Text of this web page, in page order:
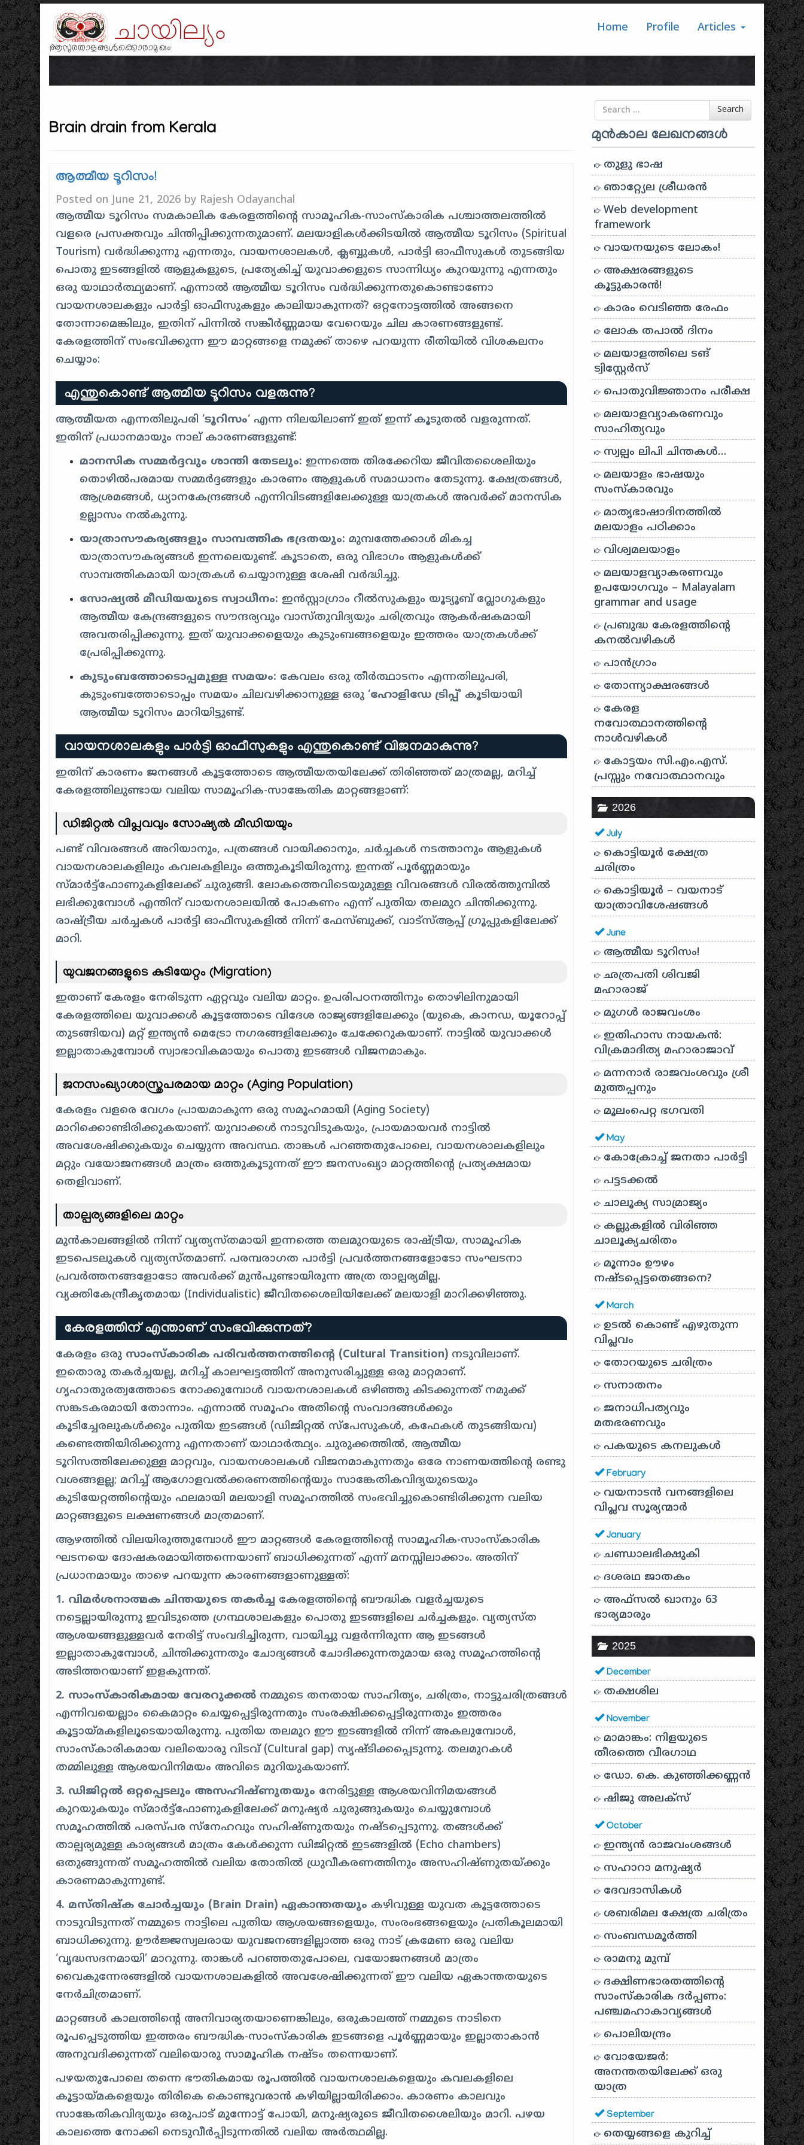
ചായില്യം
ആസുരതാളങ്ങൾക്കൊരാമുഖം
Home Profile Articles
Skip to content
Brain drain from Kerala
ആത്മീയ ടൂറിസം!
Posted on June 21, 2026 by Rajesh Odayanchal
ആത്മീയ ടൂറിസം സമകാലിക കേരളത്തിന്റെ സാമൂഹിക-സാംസ്കാരിക പശ്ചാത്തലത്തിൽ
വളരെ പ്രസക്തവും ചിന്തിപ്പിക്കുന്നതുമാണ്. മലയാളികൾക്കിടയിൽ ആത്മീയ ടൂറിസം (Spiritual
Tourism) വർദ്ധിക്കുന്നു എന്നതും, വായനശാലകൾ, ക്ലബ്ബുകൾ, പാർട്ടി ഓഫീസുകൾ തുടങ്ങിയ
പൊതു ഇടങ്ങളിൽ ആളുകളുടെ, പ്രത്യേകിച്ച് യുവാക്കളുടെ സാന്നിധ്യം കുറയുന്നു എന്നതും
ഒരു യാഥാർത്ഥ്യമാണ്. എന്നാൽ ആത്മീയ ടൂറിസം വർദ്ധിക്കുന്നതുകൊണ്ടാണോ
വായനശാലകളും പാർട്ടി ഓഫീസുകളും കാലിയാകുന്നത്? ഒറ്റനോട്ടത്തിൽ അങ്ങനെ
തോന്നാമെങ്കിലും, ഇതിന് പിന്നിൽ സങ്കീർണ്ണമായ വേറെയും ചില കാരണങ്ങളുണ്ട്.
കേരളത്തിന് സംഭവിക്കുന്ന ഈ മാറ്റങ്ങളെ നമുക്ക് താഴെ പറയുന്ന രീതിയിൽ വിശകലനം
ചെയ്യാം:
എന്തുകൊണ്ട് ആത്മീയ ടൂറിസം വളരുന്നു?
ആത്മീയത എന്നതിലുപരി ‘ടൂറിസം‘ എന്ന നിലയിലാണ് ഇത് ഇന്ന് കൂടുതൽ വളരുന്നത്.
ഇതിന് പ്രധാനമായും നാല് കാരണങ്ങളുണ്ട്:
മാനസിക സമ്മർദ്ദവും ശാന്തി തേടലും: ഇന്നത്തെ തിരക്കേറിയ ജീവിതശൈലിയും
തൊഴിൽപരമായ സമ്മർദ്ദങ്ങളും കാരണം ആളുകൾ സമാധാനം തേടുന്നു. ക്ഷേത്രങ്ങൾ,
ആശ്രമങ്ങൾ, ധ്യാനകേന്ദ്രങ്ങൾ എന്നിവിടങ്ങളിലേക്കുള്ള യാത്രകൾ അവർക്ക് മാനസിക
ഉല്ലാസം നൽകുന്നു.
യാത്രാസൗകര്യങ്ങളും സാമ്പത്തിക ഭദ്രതയും: മുമ്പത്തേക്കാൾ മികച്ച
യാത്രാസൗകര്യങ്ങൾ ഇന്നലെയുണ്ട്. കൂടാതെ, ഒരു വിഭാഗം ആളുകൾക്ക്
സാമ്പത്തികമായി യാത്രകൾ ചെയ്യാനുള്ള ശേഷി വർദ്ധിച്ചു.
സോഷ്യൽ മീഡിയയുടെ സ്വാധീനം: ഇൻസ്റ്റാഗ്രാം റീൽസുകളും യൂട്യൂബ് വ്ലോഗുകളും
ആത്മീയ കേന്ദ്രങ്ങളുടെ സൗന്ദര്യവും വാസ്തുവിദ്യയും ചരിത്രവും ആകർഷകമായി
അവതരിപ്പിക്കുന്നു. ഇത് യുവാക്കളെയും കുടുംബങ്ങളെയും ഇത്തരം യാത്രകൾക്ക്
പ്രേരിപ്പിക്കുന്നു.
കുടുംബത്തോടൊപ്പമുള്ള സമയം: കേവലം ഒരു തീർത്ഥാടനം എന്നതിലുപരി,
കുടുംബത്തോടൊപ്പം സമയം ചിലവഴിക്കാനുള്ള ഒരു ‘ഹോളിഡേ ട്രിപ്പ്‘ കൂടിയായി
ആത്മീയ ടൂറിസം മാറിയിട്ടുണ്ട്.
വായനശാലകളും പാർട്ടി ഓഫീസുകളും എന്തുകൊണ്ട് വിജനമാകുന്നു?
ഇതിന് കാരണം ജനങ്ങൾ കൂട്ടത്തോടെ ആത്മീയതയിലേക്ക് തിരിഞ്ഞത് മാത്രമല്ല, മറിച്ച്
കേരളത്തിലുണ്ടായ വലിയ സാമൂഹിക-സാങ്കേതിക മാറ്റങ്ങളാണ്:
ഡിജിറ്റൽ വിപ്ലവവും സോഷ്യൽ മീഡിയയും
പണ്ട് വിവരങ്ങൾ അറിയാനും, പത്രങ്ങൾ വായിക്കാനും, ചർച്ചകൾ നടത്താനും ആളുകൾ
വായനശാലകളിലും കവലകളിലും ഒത്തുകൂടിയിരുന്നു. ഇന്നത് പൂർണ്ണമായും
സ്മാർട്ട്ഫോണുകളിലേക്ക് ചുരുങ്ങി. ലോകത്തെവിടെയുമുള്ള വിവരങ്ങൾ വിരൽത്തുമ്പിൽ
ലഭിക്കുമ്പോൾ എന്തിന് വായനശാലയിൽ പോകണം എന്ന് പുതിയ തലമുറ ചിന്തിക്കുന്നു.
രാഷ്ട്രീയ ചർച്ചകൾ പാർട്ടി ഓഫീസുകളിൽ നിന്ന് ഫേസ്ബുക്ക്, വാട്സ്ആപ്പ് ഗ്രൂപ്പുകളിലേക്ക്
മാറി.
യുവജനങ്ങളുടെ കുടിയേറ്റം (Migration)
ഇതാണ് കേരളം നേരിടുന്ന ഏറ്റവും വലിയ മാറ്റം. ഉപരിപഠനത്തിനും തൊഴിലിനുമായി
കേരളത്തിലെ യുവാക്കൾ കൂട്ടത്തോടെ വിദേശ രാജ്യങ്ങളിലേക്കും (യുകെ, കാനഡ, യൂറോപ്പ്
തുടങ്ങിയവ) മറ്റ് ഇന്ത്യൻ മെട്രോ നഗരങ്ങളിലേക്കും ചേക്കേറുകയാണ്. നാട്ടിൽ യുവാക്കൾ
ഇല്ലാതാകുമ്പോൾ സ്വാഭാവികമായും പൊതു ഇടങ്ങൾ വിജനമാകും.
ജനസംഖ്യാശാസ്ത്രപരമായ മാറ്റം (Aging Population)
കേരളം വളരെ വേഗം പ്രായമാകുന്ന ഒരു സമൂഹമായി (Aging Society)
മാറിക്കൊണ്ടിരിക്കുകയാണ്. യുവാക്കൾ നാടുവിടുകയും, പ്രായമായവർ നാട്ടിൽ
അവശേഷിക്കുകയും ചെയ്യുന്ന അവസ്ഥ. താങ്കൾ പറഞ്ഞതുപോലെ, വായനശാലകളിലും
മറ്റും വയോജനങ്ങൾ മാത്രം ഒത്തുകൂടുന്നത് ഈ ജനസംഖ്യാ മാറ്റത്തിന്റെ പ്രത്യക്ഷമായ
തെളിവാണ്.
താല്പര്യങ്ങളിലെ മാറ്റം
മുൻകാലങ്ങളിൽ നിന്ന് വ്യത്യസ്തമായി ഇന്നത്തെ തലമുറയുടെ രാഷ്ട്രീയ, സാമൂഹിക
ഇടപെടലുകൾ വ്യത്യസ്തമാണ്. പരമ്പരാഗത പാർട്ടി പ്രവർത്തനങ്ങളോടോ സംഘടനാ
പ്രവർത്തനങ്ങളോടോ അവർക്ക് മുൻപുണ്ടായിരുന്ന അത്ര താല്പര്യമില്ല.
വ്യക്തികേന്ദ്രീകൃതമായ (Individualistic) ജീവിതശൈലിയിലേക്ക് മലയാളി മാറിക്കഴിഞ്ഞു.
കേരളത്തിന് എന്താണ് സംഭവിക്കുന്നത്?
കേരളം ഒരു സാംസ്കാരിക പരിവർത്തനത്തിന്റെ (Cultural Transition) നടുവിലാണ്.
ഇതൊരു തകർച്ചയല്ല, മറിച്ച് കാലഘട്ടത്തിന് അനുസരിച്ചുള്ള ഒരു മാറ്റമാണ്.
ഗൃഹാതുരത്വത്തോടെ നോക്കുമ്പോൾ വായനശാലകൾ ഒഴിഞ്ഞു കിടക്കുന്നത് നമുക്ക്
സങ്കടകരമായി തോന്നാം. എന്നാൽ സമൂഹം അതിന്റെ സംവാദങ്ങൾക്കും
കൂടിച്ചേരലുകൾക്കും പുതിയ ഇടങ്ങൾ (ഡിജിറ്റൽ സ്പേസുകൾ, കഫേകൾ തുടങ്ങിയവ)
കണ്ടെത്തിയിരിക്കുന്നു എന്നതാണ് യാഥാർത്ഥ്യം. ചുരുക്കത്തിൽ, ആത്മീയ
ടൂറിസത്തിലേക്കുള്ള മാറ്റവും, വായനശാലകൾ വിജനമാകുന്നതും ഒരേ നാണയത്തിന്റെ രണ്ടു
വശങ്ങളല്ല; മറിച്ച് ആഗോളവൽക്കരണത്തിന്റെയും സാങ്കേതികവിദ്യയുടെയും
കുടിയേറ്റത്തിന്റെയും ഫലമായി മലയാളി സമൂഹത്തിൽ സംഭവിച്ചുകൊണ്ടിരിക്കുന്ന വലിയ
മാറ്റങ്ങളുടെ ലക്ഷണങ്ങൾ മാത്രമാണ്.
ആഴത്തിൽ വിലയിരുത്തുമ്പോൾ ഈ മാറ്റങ്ങൾ കേരളത്തിന്റെ സാമൂഹിക-സാംസ്കാരിക
ഘടനയെ ദോഷകരമായിത്തന്നെയാണ് ബാധിക്കുന്നത് എന്ന് മനസ്സിലാക്കാം. അതിന്
പ്രധാനമായും താഴെ പറയുന്ന കാരണങ്ങളാണുള്ളത്:
1. വിമർശനാത്മക ചിന്തയുടെ തകർച്ച കേരളത്തിന്റെ ബൗദ്ധിക വളർച്ചയുടെ
നട്ടെല്ലായിരുന്നു ഇവിടുത്തെ ഗ്രന്ഥശാലകളും പൊതു ഇടങ്ങളിലെ ചർച്ചകളും. വ്യത്യസ്ത
ആശയങ്ങളുള്ളവർ നേരിട്ട് സംവദിച്ചിരുന്ന, വായിച്ചു വളർന്നിരുന്ന ആ ഇടങ്ങൾ
ഇല്ലാതാകുമ്പോൾ, ചിന്തിക്കുന്നതും ചോദ്യങ്ങൾ ചോദിക്കുന്നതുമായ ഒരു സമൂഹത്തിന്റെ
അടിത്തറയാണ് ഇളകുന്നത്.
2. സാംസ്കാരികമായ വേരറുക്കൽ നമ്മുടെ തനതായ സാഹിത്യം, ചരിത്രം, നാട്ടുചരിത്രങ്ങൾ
എന്നിവയെല്ലാം കൈമാറ്റം ചെയ്യപ്പെട്ടിരുന്നതും സംരക്ഷിക്കപ്പെട്ടിരുന്നതും ഇത്തരം
കൂട്ടായ്മകളിലൂടെയായിരുന്നു. പുതിയ തലമുറ ഈ ഇടങ്ങളിൽ നിന്ന് അകലുമ്പോൾ,
സാംസ്കാരികമായ വലിയൊരു വിടവ് (Cultural gap) സൃഷ്ടിക്കപ്പെടുന്നു. തലമുറകൾ
തമ്മിലുള്ള ആശയവിനിമയം അവിടെ മുറിയുകയാണ്.
3. ഡിജിറ്റൽ ഒറ്റപ്പെടലും അസഹിഷ്ണുതയും നേരിട്ടുള്ള ആശയവിനിമയങ്ങൾ
കുറയുകയും സ്മാർട്ട്ഫോണുകളിലേക്ക് മനുഷ്യർ ചുരുങ്ങുകയും ചെയ്യുമ്പോൾ
സമൂഹത്തിൽ പരസ്പര സ്നേഹവും സഹിഷ്ണുതയും നഷ്ടപ്പെടുന്നു. തങ്ങൾക്ക്
താല്പര്യമുള്ള കാര്യങ്ങൾ മാത്രം കേൾക്കുന്ന ഡിജിറ്റൽ ഇടങ്ങളിൽ (Echo chambers)
ഒതുങ്ങുന്നത് സമൂഹത്തിൽ വലിയ തോതിൽ ധ്രുവീകരണത്തിനും അസഹിഷ്ണുതയ്ക്കും
കാരണമാകുന്നുണ്ട്.
4. മസ്തിഷ്ക ചോർച്ചയും (Brain Drain) ഏകാന്തതയും കഴിവുള്ള യുവത കൂട്ടത്തോടെ
നാടുവിടുന്നത് നമ്മുടെ നാട്ടിലെ പുതിയ ആശയങ്ങളെയും, സംരംഭങ്ങളെയും പ്രതികൂലമായി
ബാധിക്കുന്നു. ഊർജ്ജസ്വലരായ യുവജനങ്ങളില്ലാത്ത ഒരു നാട് ക്രമേണ ഒരു വലിയ
‘വൃദ്ധസദനമായി’ മാറുന്നു. താങ്കൾ പറഞ്ഞതുപോലെ, വയോജനങ്ങൾ മാത്രം
വൈകുന്നേരങ്ങളിൽ വായനശാലകളിൽ അവശേഷിക്കുന്നത് ഈ വലിയ ഏകാന്തതയുടെ
നേർചിത്രമാണ്.
മാറ്റങ്ങൾ കാലത്തിന്റെ അനിവാര്യതയാണെങ്കിലും, ഒരുകാലത്ത് നമ്മുടെ നാടിനെ
രൂപപ്പെടുത്തിയ ഇത്തരം ബൗദ്ധിക-സാംസ്കാരിക ഇടങ്ങളെ പൂർണ്ണമായും ഇല്ലാതാകാൻ
അനുവദിക്കുന്നത് വലിയൊരു സാമൂഹിക നഷ്ടം തന്നെയാണ്.
പഴയതുപോലെ തന്നെ ഭൗതികമായ രൂപത്തിൽ വായനശാലകളെയും കവലകളിലെ
കൂട്ടായ്മകളെയും തിരികെ കൊണ്ടുവരാൻ കഴിയില്ലായിരിക്കാം. കാരണം കാലവും
സാങ്കേതികവിദ്യയും ഒരുപാട് മുന്നോട്ട് പോയി, മനുഷ്യരുടെ ജീവിതശൈലിയും മാറി. പഴയ
കാലത്തെ നോക്കി നെടുവീർപ്പിടുന്നതിൽ വലിയ അർത്ഥമില്ല.
Search for Search
മുൻകാല ലേഖനങ്ങൾ
തുളു ഭാഷ
ഞാറ്റ്യേല ശ്രീധരൻ
Web development
framework
വായനയുടെ ലോകം!
അക്ഷരങ്ങളുടെ
കൂട്ടുകാരൻ!
കാരം വെടിഞ്ഞ രേഫം
ലോക തപാൽ ദിനം
മലയാളത്തിലെ ടങ്
ട്വിസ്റ്റേർസ്
പൊതുവിജ്ഞാനം പരീക്ഷ
മലയാളവ്യാകരണവും
സാഹിത്യവും
സ്വല്പം ലിപി ചിന്തകൾ…
മലയാളം ഭാഷയും
സംസ്കാരവും
മാതൃഭാഷാദിനത്തിൽ
മലയാളം പഠിക്കാം
വിശ്വമലയാളം
മലയാളവ്യാകരണവും
ഉപയോഗവും – Malayalam
grammar and usage
പ്രബുദ്ധ കേരളത്തിന്റെ
കനൽവഴികൾ
പാന്‍ഗ്രാം
തോന്ന്യാക്ഷരങ്ങള്‍
കേരള
നവോത്ഥാനത്തിന്റെ
നാൾവഴികൾ
കോട്ടയം സി.എം.എസ്.
പ്രസ്സും നവോത്ഥാനവും
2026
July
കൊട്ടിയൂർ ക്ഷേത്ര
ചരിത്രം
കൊട്ടിയൂർ – വയനാട്
യാത്രാവിശേഷങ്ങൾ
June
ആത്മീയ ടൂറിസം!
ഛത്രപതി ശിവജി
മഹാരാജ്
മുഗൾ രാജവംശം
ഇതിഹാസ നായകൻ:
വിക്രമാദിത്യ മഹാരാജാവ്
മന്നനാർ രാജവംശവും ശ്രീ
മുത്തപ്പനും
മൂലംപെറ്റ ഭഗവതി
May
കോക്രോച്ച് ജനതാ പാർട്ടി
പട്ടടക്കൽ
ചാലൂക്യ സാമ്രാജ്യം
കല്ലുകളിൽ വിരിഞ്ഞ
ചാലൂക്യചരിതം
മൂന്നാം ഊഴം
നഷ്ടപ്പെട്ടതെങ്ങനെ?
March
ഉടൽ കൊണ്ട് എഴുതുന്ന
വിപ്ലവം
തോറയുടെ ചരിത്രം
സനാതനം
ജനാധിപത്യവും
മതഭരണവും
പകയുടെ കനലുകൾ
February
വയനാടൻ വനങ്ങളിലെ
വിപ്ലവ സൂര്യന്മാർ
January
ചണ്ഡാലഭിക്ഷുകി
ദശരഥ ജാതകം
അഫ്സൽ ഖാനും 63
ഭാര്യമാരും
2025
December
തക്ഷശില
November
മാമാങ്കം: നിളയുടെ
തീരത്തെ വീരഗാഥ
ഡോ. കെ. കുഞ്ഞിക്കണ്ണൻ
ഷിജു അലക്സ്
October
ഇന്ത്യൻ രാജവംശങ്ങൾ
സഹാറാ മനുഷ്യർ
ദേവദാസികൾ
ശബരിമല ക്ഷേത്ര ചരിത്രം
സംബന്ധമൂർത്തി
രാമനു മുമ്പ്
ദക്ഷിണഭാരതത്തിൻ്റെ
സാംസ്കാരിക ദർപ്പണം:
പഞ്ചമഹാകാവ്യങ്ങൾ
പൊലിയന്ദ്രം
വോയേജർ:
അനന്തതയിലേക്ക് ഒരു
യാത്ര
September
തെയ്യങ്ങളെ കുറിച്ച്